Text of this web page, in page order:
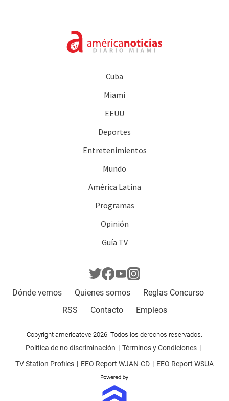
Cuba
Miami
EEUU
Deportes
Entretenimientos
Mundo
América Latina
Programas
Opinión
Guía TV
Dónde vernos Quienes somos
Reglas Concurso
RSS
Contacto Empleos
Copyright americateve 2026. Todos los derechos reservados.
Política de no discriminación
Términos y Condiciones
TV Station Profiles
EEO Report WJAN-CD EEO Report WSUA